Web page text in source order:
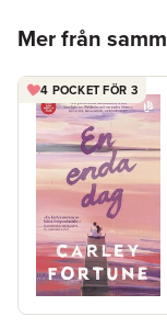
"En lysande debut."
fjärilar i magen ena
nästa."ELLE Canada
"Fylld av nostalgi
hos dig mycket
Mer från
4 POCKET FÖR 3